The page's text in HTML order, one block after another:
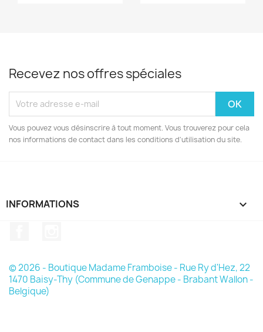
Recevez nos offres spéciales
Vous pouvez vous désinscrire à tout moment. Vous trouverez pour cela
nos informations de contact dans les conditions d'utilisation du site.
INFORMATIONS 
© 2026 - Boutique Madame Framboise - Rue Ry d'Hez, 22
1470 Baisy-Thy (Commune de Genappe - Brabant Wallon -
Belgique)